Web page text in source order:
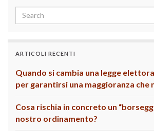
ARTICOLI RECENTI
Quando si cambia una legge
per garantirsi una maggioranza che
Cosa rischia in concreto un
nostro ordinamento?